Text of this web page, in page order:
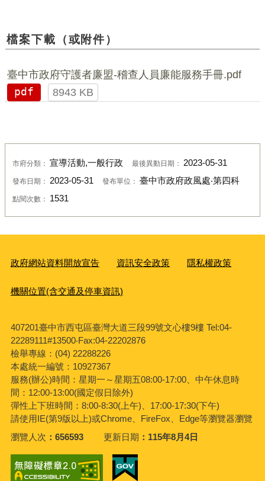
檔案下載（或附件）
臺中市政府守護者廉盟-稽查人員廉能服務手冊.pdf
pdf
8943 KB
市府分類： 宣導活動,一般行政 最後異動日期： 2023-05-31
發布日期： 2023-05-31 發布單位： 臺中市政府政風處‧第四科
點閱次數： 1531
政府網站資料開放宣告 資訊安全政策 隱私權政策
機關位置(含交通及停車資訊)
407201臺中市西屯區臺灣大道三段99號文心樓9樓 Tel:04-
22289111#13500‧Fax:04-22202876
檢舉專線：(04) 22288226
本處統一編號：10927367
服務(辦公)時間：星期一～星期五08:00-17:00、中午休息時
間：12:00-13:00(國定假日除外)
彈性上下班時間：8:00-8:30(上午)、17:00-17:30(下午)
請使用IE(第9版以上)或Chrome、FireFox、Edge等瀏覽器瀏覽
瀏覽人次
656593 更新日期 115年8月4日